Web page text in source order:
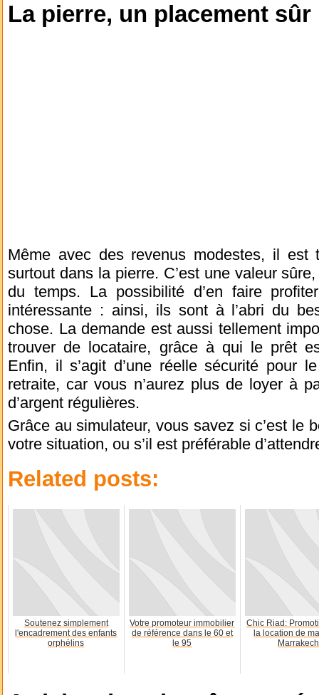
La pierre, un placement sûr
Même avec des revenus modestes, il est
surtout dans la pierre. C’est une valeur
du temps. La possibilité d’en faire
intéressante : ainsi, ils sont à l’abri du
chose. La demande est aussi tellement
trouver de locataire, grâce à qui le prêt
Enfin, il s’agit d’une réelle sécurité pour
retraite, car vous n’aurez plus de loyer à
d’argent régulières.
Grâce au simulateur, vous savez si c’est le
votre situation, ou s’il est préférable
Related posts:
Soutenez simplement
l'encadrement des enfants
orphélins
Votre promoteur immobilier
de référence dans le 60 et
le 95
Chic Riad:
la location de
Marrakech